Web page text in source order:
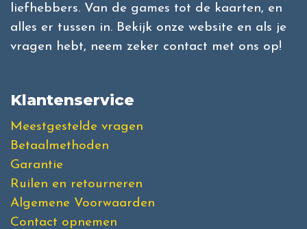
liefhebbers. Van de games tot de kaarten, en
alles er tussen in. Bekijk onze website en als je
vragen hebt, neem zeker contact met ons op!
Klantenservice
Meestgestelde vragen
Betaalmethoden
Garantie
Ruilen en retourneren
Algemene Voorwaarden
Contact opnemen